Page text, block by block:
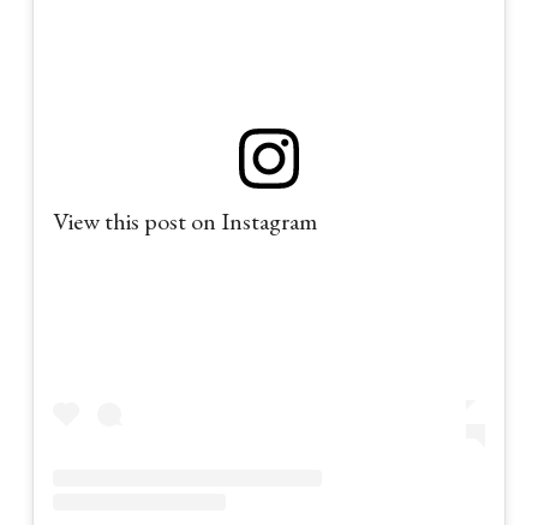
View this post on Instagram